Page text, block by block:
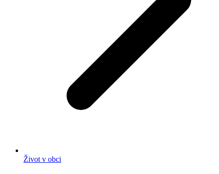
Život v obci